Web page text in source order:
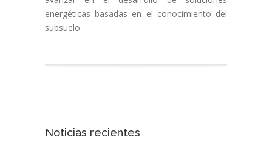
energéticas basadas en el conocimiento del
subsuelo.
Noticias recientes